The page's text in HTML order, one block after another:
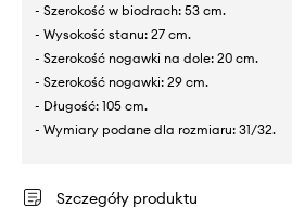
- Szerokość w biodrach: 53 cm.
- Wysokość stanu: 27 cm.
- Szerokość nogawki na dole: 20 cm.
- Szerokość nogawki: 29 cm.
- Długość: 105 cm.
- Wymiary podane dla rozmiaru: 31/32.
Szczegóły produktu